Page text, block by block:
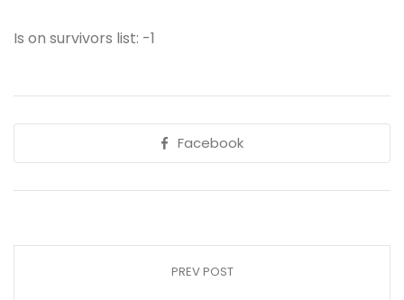
Is on survivors list: -1
Facebook
PREV POST